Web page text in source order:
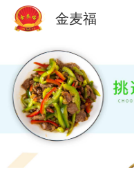
金麦福